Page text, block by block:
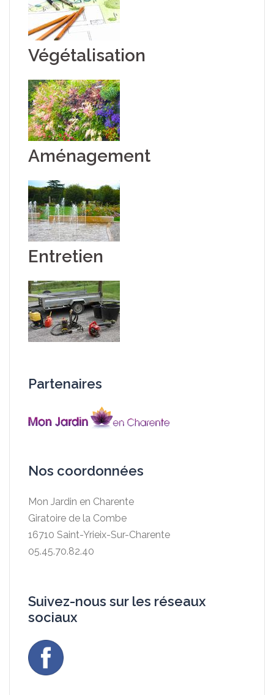
Végétalisation
Aménagement
Entretien
Partenaires
Nos coordonnées
Mon Jardin en Charente
Giratoire de la Combe
16710 Saint-Yrieix-Sur-Charente
05.45.70.82.40
Suivez-nous sur les réseaux
sociaux